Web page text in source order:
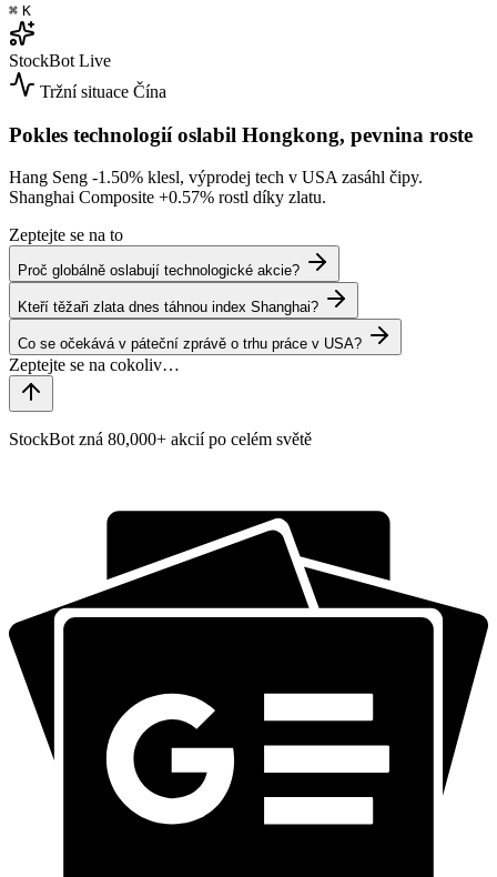
⌘ K
StockBot Live
Tržní situace Čína
Pokles technologií oslabil Hongkong, pevnina roste
Hang Seng -1.50% klesl, výprodej tech v USA zasáhl čipy.
Shanghai Composite +0.57% rostl díky zlatu.
Zeptejte se na to
Proč globálně oslabují technologické akcie?
Kteří těžaři zlata dnes táhnou index Shanghai?
Co se očekává v páteční zprávě o trhu práce v USA?
StockBot zná 80,000+ akcií po celém světě